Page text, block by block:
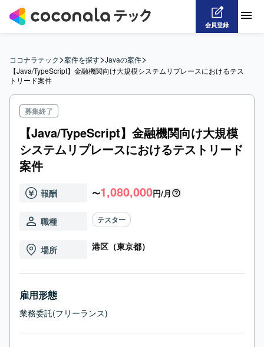
会員登録
ココナラテック>案件を探す>Javaの案件>
【Java/TypeScript】金融機関向け大規模システムリプレースにおけるテス
トリード案件
募集終了
【Java/TypeScript】金融機関向け大規模
システムリプレースにおけるテストリード
案件
報酬 〜1,080,000円/月
職種 テスター
場所 港区（東京都）
雇用形態
業務委託(フリーランス)